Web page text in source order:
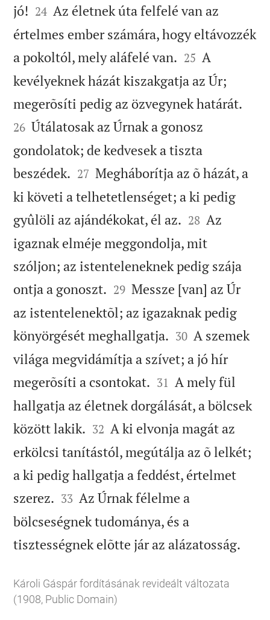
jó! 

24 Az életnek úta felfelé van az
értelmes ember számára, hogy eltávozzék
a pokoltól, mely aláfelé van. 

25 A
kevélyeknek házát kiszakgatja az Úr;
megerõsíti pedig az özvegynek határát.
26 Útálatosak az Úrnak a gonosz
gondolatok; de kedvesek a tiszta
beszédek. 

27 Megháborítja az õ házát, a
ki követi a telhetetlenséget; a ki pedig
gyûlöli az ajándékokat, él az. 

28 Az
igaznak elméje meggondolja, mit
szóljon; az istenteleneknek pedig szája
ontja a gonoszt. 

29 Messze [van] az Úr
az istentelenektõl; az igazaknak pedig
könyörgését meghallgatja. 

30 A szemek
világa megvidámítja a szívet; a jó hír
megerõsíti a csontokat. 

31 A mely fül
hallgatja az életnek dorgálását, a bölcsek
között lakik. 

32 A ki elvonja magát az
erkölcsi tanítástól, megútálja az õ lelkét;
a ki pedig hallgatja a feddést, értelmet
szerez. 

33 Az Úrnak félelme a
bölcseségnek tudománya, és a
tisztességnek elõtte jár az alázatosság.
Károli Gáspár fordításának revideált változata
(1908, Public Domain)